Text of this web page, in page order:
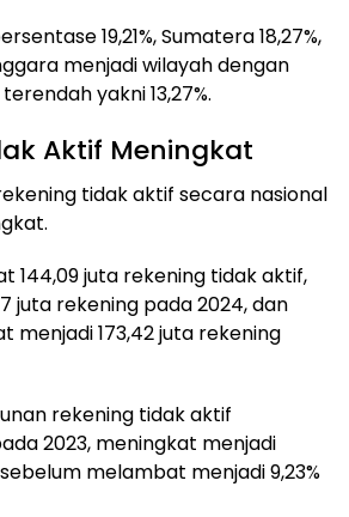
19,21%, Sumatera 18,27%,
menjadi wilayah dengan
yakni 13,27%.
Aktif Meningkat
tidak aktif secara nasional
144,09 juta rekening tidak aktif,
juta rekening pada 2024, dan
menjadi 173,42 juta rekening
rekening tidak aktif
2023, meningkat menjadi
sebelum melambat menjadi 9,23%